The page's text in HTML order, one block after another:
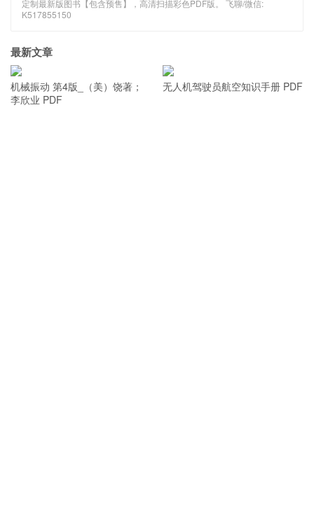
PDF定制
定制最新版图书【包含预售】，高清扫描彩色PDF版。 飞聊/微信: